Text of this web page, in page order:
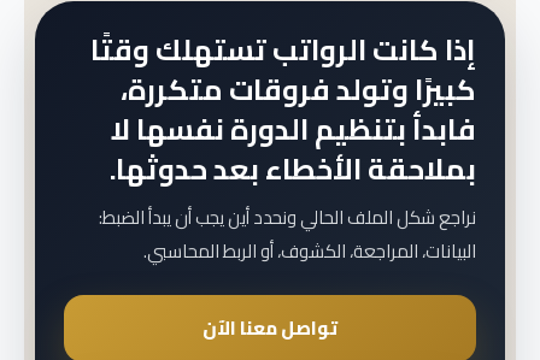
إذا كانت الرواتب تستهلك وقتًا
كبيرًا وتولد فروقات متكررة،
فابدأ بتنظيم الدورة نفسها لا
بملاحقة الأخطاء بعد حدوثها.
نراجع شكل الملف الحالي ونحدد أين يجب أن يبدأ الضبط:
البيانات، المراجعة، الكشوف، أو الربط المحاسبي.
تواصل معنا الآن